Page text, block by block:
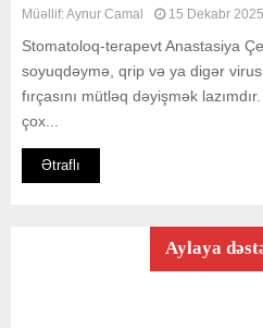
Müəllif:Aynur Camal 15 Dekabr
Stomatoloq-terapevt Anastasiya
soyuqdəymə, qrip və ya digər
fırçasını mütləq dəyişmək
çox...
Ətraflı
Aylaya